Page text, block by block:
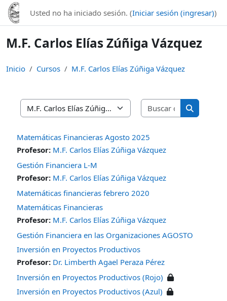
Saltar al contenido principal
Usted no ha iniciado sesión. (Iniciar sesión (ingresar))
M.F. Carlos Elías Zúñiga Vázquez
Inicio Cursos M.F. Carlos Elías Zúñiga Vázquez
Categorías
Buscar
Buscar
Matemáticas Financieras Agosto 2025
Profesor: M.F. Carlos Elías Zúñiga Vázquez
Gestión Financiera L-M
Profesor: M.F. Carlos Elías Zúñiga Vázquez
Matemáticas financieras febrero 2020
Matemáticas Financieras
Profesor: M.F. Carlos Elías Zúñiga Vázquez
Gestión Financiera en las Organizaciones AGOSTO
Inversión en Proyectos Productivos
Profesor: Dr. Limberth Agael Peraza Pérez
Inversión en Proyectos Productivos (Rojo)
Inversión en Proyectos Productivos (Azul)